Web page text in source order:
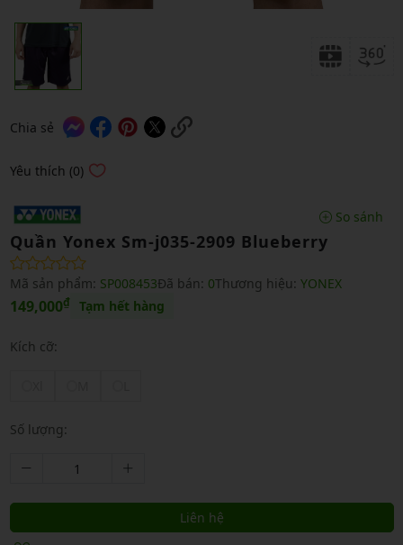
Chia sẻ
Yêu thích (0)
So sánh
Quần Yonex Sm-j035-2909 Blueberry
Mã sản phẩm: SP008453Đã bán: 0Thương hiệu: YONEX
149,000₫ Tạm hết hàng
Kích cỡ:
Số lượng:
Liên hệ